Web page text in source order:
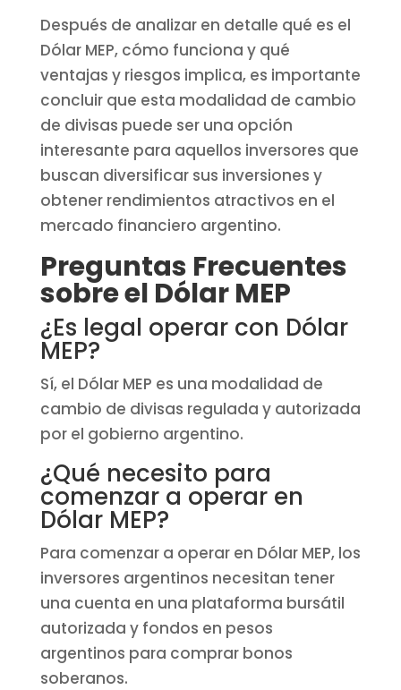
Después de analizar en detalle qué es el
Dólar MEP, cómo funciona y qué
ventajas y riesgos implica, es importante
concluir que esta modalidad de cambio
de divisas puede ser una opción
interesante para aquellos inversores que
buscan diversificar sus inversiones y
obtener rendimientos atractivos en el
mercado financiero argentino.
Preguntas Frecuentes
sobre el Dólar MEP
¿Es legal operar con Dólar
MEP?
Sí, el Dólar MEP es una modalidad de
cambio de divisas regulada y autorizada
por el gobierno argentino.
¿Qué necesito para
comenzar a operar en
Dólar MEP?
Para comenzar a operar en Dólar MEP, los
inversores argentinos necesitan tener
una cuenta en una plataforma bursátil
autorizada y fondos en pesos
argentinos para comprar bonos
soberanos.